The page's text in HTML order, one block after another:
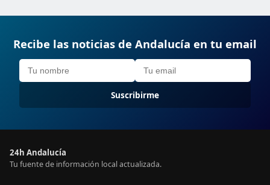
Recibe las noticias de Andalucía en tu email
Suscribirme
24h Andalucía
Tu fuente de información local actualizada.